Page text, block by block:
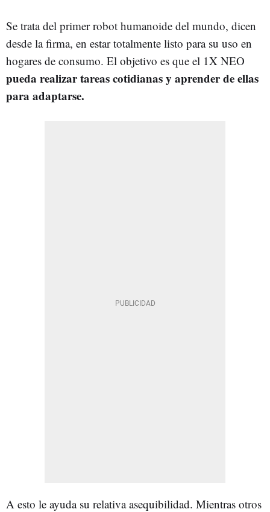
Se trata del primer robot humanoide del mundo, dicen
desde la firma, en estar totalmente listo para su uso en
hogares de consumo. El objetivo es que el 1X NEO
pueda realizar tareas cotidianas y aprender de ellas
para adaptarse.
A esto le ayuda su relativa asequibilidad. Mientras otros